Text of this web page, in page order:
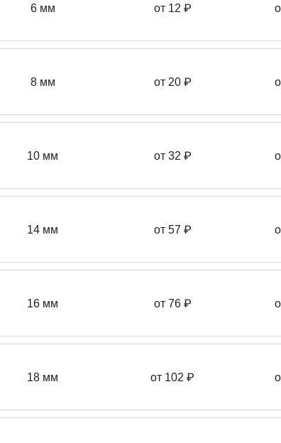
6 мм от 12 ₽
8 мм от 20 ₽
10 мм от 32 ₽
14 мм от 57 ₽
16 мм от 76 ₽
18 мм от 102 ₽